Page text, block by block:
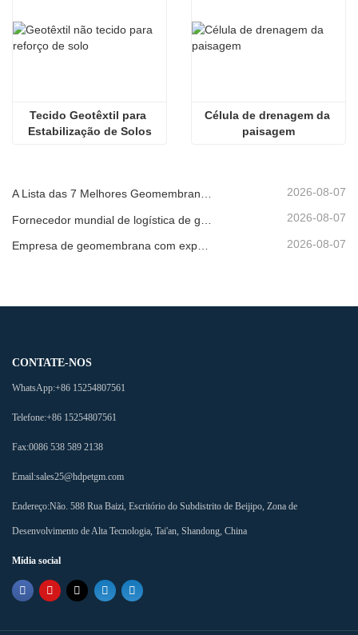
Tecido Geotêxtil para
Estabilização de Solos
Célula de drenagem da
paisagem
A Lista das 7 Melhores Geomembranas HDPE 2mm 2026-08-07
2026-08-07
2026-08-07
CONTATE-NOS
WhatsApp:+86 15254807561
Telefone:+86 15254807561
Fax:0086 538 589 2138
Email:sales25@hdpetgm.com
Endereço:Não. 588 Rua Baizi, Escritório do Subdistrito de Beijipo, Zona de
Desenvolvimento de Alta Tecnologia, Tai'an, Shandong, China
Mídia social